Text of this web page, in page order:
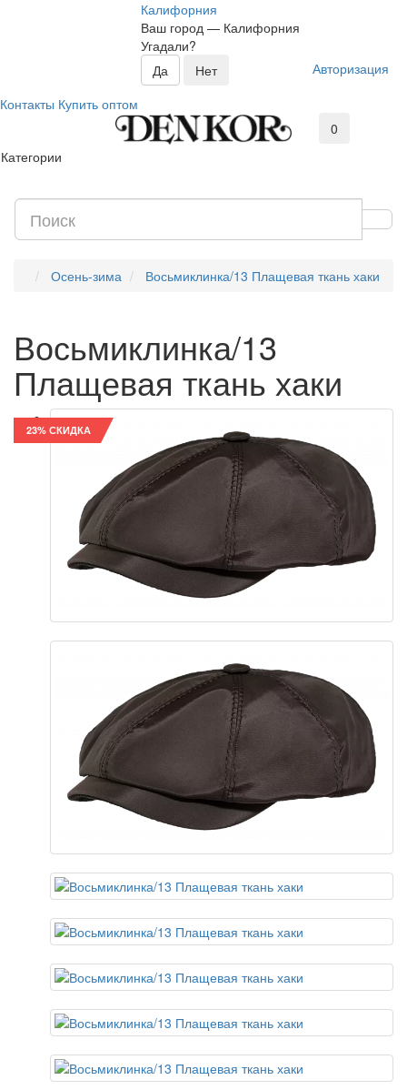
Калифорния
Ваш город — Калифорния
Угадали?
Авторизация
Контакты Купить оптом
0
Категории
Осень-зима Восьмиклинка/13 Плащевая ткань хаки
Восьмиклинка/13
Плащевая ткань хаки
23% СКИДКА